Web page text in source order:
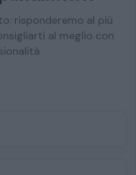
risponderemo al più
al meglio con